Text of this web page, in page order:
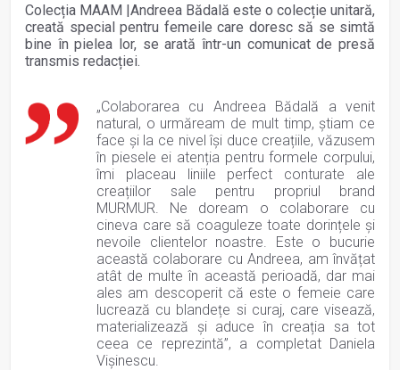
Colecția MAAM |Andreea Bădală este o colecție unitară,
creată special pentru femeile care doresc să se simtă
bine în pielea lor, se arată într-un comunicat de presă
transmis redacției.
„Colaborarea cu Andreea Bădală a venit
natural, o urmăream de mult timp, știam ce
face și la ce nivel își duce creațiile, văzusem
în piesele ei atenția pentru formele corpului,
îmi placeau liniile perfect conturate ale
creațiilor sale pentru propriul brand
MURMUR. Ne doream o colaborare cu
cineva care să coaguleze toate dorințele și
nevoile clientelor noastre. Este o bucurie
această colaborare cu Andreea, am învățat
atât de multe în această perioadă, dar mai
ales am descoperit că este o femeie care
lucrează cu blandețe si curaj, care visează,
materializează și aduce în creația sa tot
ceea ce reprezintă”, a completat Daniela
Vișinescu.